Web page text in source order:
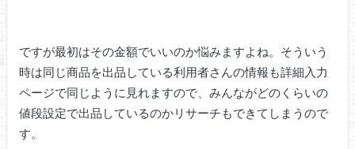
ですが最初はその金額でいいのか悩みますよね。そういう
時は同じ商品を出品している利用者さんの情報も詳細入力
ページで同じように見れますので、みんながどのくらいの
値段設定で出品しているのかリサーチもできてしまうので
す。